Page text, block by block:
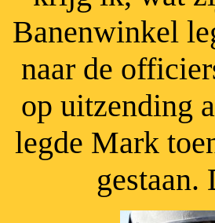
Banenwinkel
naar de
op uitzending
legde Mark
gestaan.